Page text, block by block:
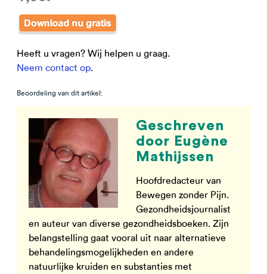
Heeft u vragen? Wij helpen u graag.
Neem contact op.
Beoordeling van dit artikel:
Geschreven
door Eugène
Mathijssen
Hoofdredacteur van
Bewegen zonder Pijn.
Gezondheidsjournalist
en auteur van diverse gezondheidsboeken. Zijn
belangstelling gaat vooral uit naar alternatieve
behandelingsmogelijkheden en andere
natuurlijke kruiden en substanties met